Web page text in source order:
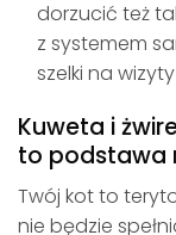
dorzucić też
z systemem
szelki na
Kuweta i
to podstawa
Twój kot to
nie będzie